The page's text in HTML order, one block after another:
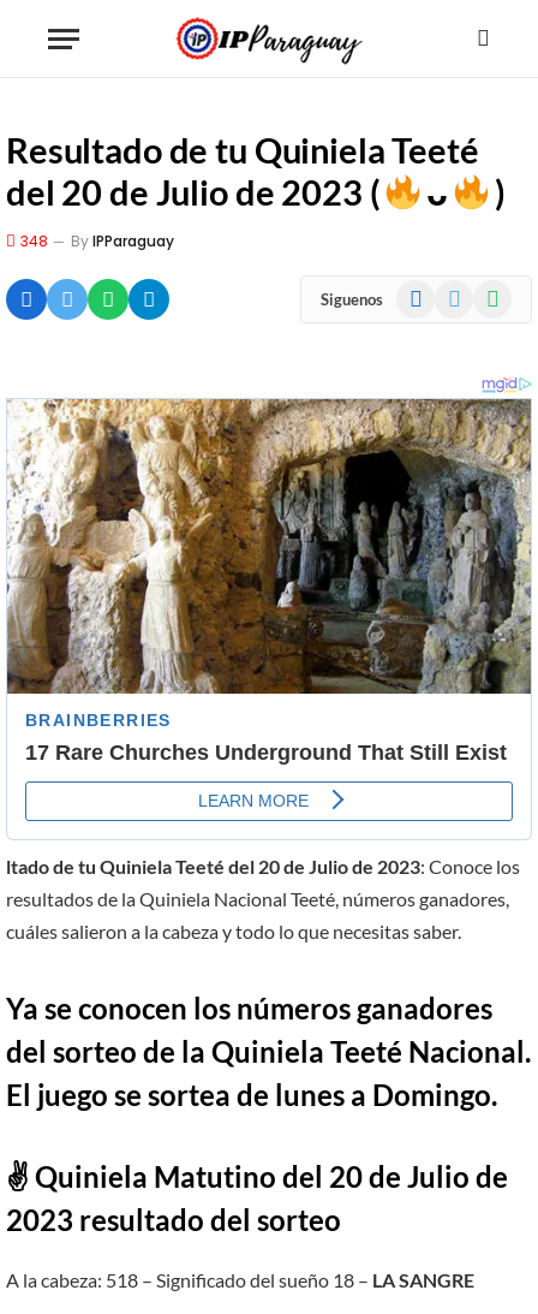
Resultado de tu Quiniela Teeté
del 20 de Julio de 2023 (
ᴗ )
348 ByIPParaguay
Siguenos Facebook
ltado de tu Quiniela Teeté del 20 de Julio de 2023: Conoce los
resultados de la Quiniela Nacional Teeté, números ganadores,
cuáles salieron a la cabeza y todo lo que necesitas saber.
Ya se conocen los números ganadores
del sorteo de la Quiniela Teeté Nacional.
El juego se sortea de lunes a Domingo.
✌ Quiniela Matutino del 20 de Julio de
2023 resultado del sorteo
A la cabeza: 518 – Significado del sueño 18 – LA SANGRE